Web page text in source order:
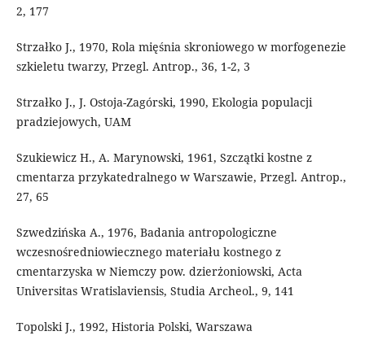
2, 177
Strzałko J., 1970, Rola mięśnia skroniowego w morfogenezie
szkieletu twarzy, Przegl. Antrop., 36, 1-2, 3
Strzałko J., J. Ostoja-Zagórski, 1990, Ekologia populacji
pradziejowych, UAM
Szukiewicz H., A. Marynowski, 1961, Szczątki kostne z
cmentarza przykatedralnego w Warszawie, Przegl. Antrop.,
27, 65
Szwedzińska A., 1976, Badania antropologiczne
wczesnośredniowiecznego materiału kostnego z
cmentarzyska w Niemczy pow. dzierżoniowski, Acta
Universitas Wratislaviensis, Studia Archeol., 9, 141
Topolski J., 1992, Historia Polski, Warszawa